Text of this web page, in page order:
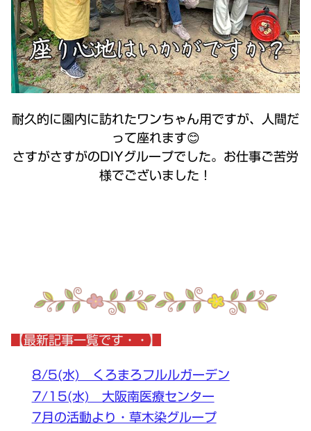
耐久的に園内に訪れたワンちゃん用ですが、人間だ
って座れます😊
さすがさすがのDIYグループでした。お仕事ご苦労
様でございました！
【最新記事一覧です・・】
8/5(水) くろまろフルルガーデン
7/15(水) 大阪南医療センター
7月の活動より・草木染グループ